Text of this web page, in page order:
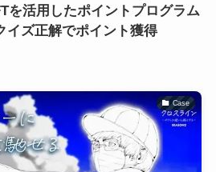
を活用したポイントプログラム
イズ正解でポイント獲得
Case